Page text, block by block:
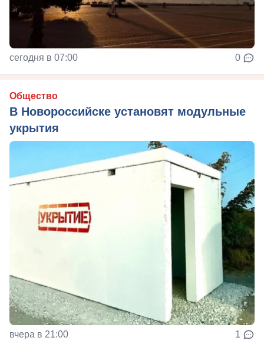
сегодня в 07:00 0
Общество
В Новороссийске установят модульные
укрытия
вчера в 21:00 1